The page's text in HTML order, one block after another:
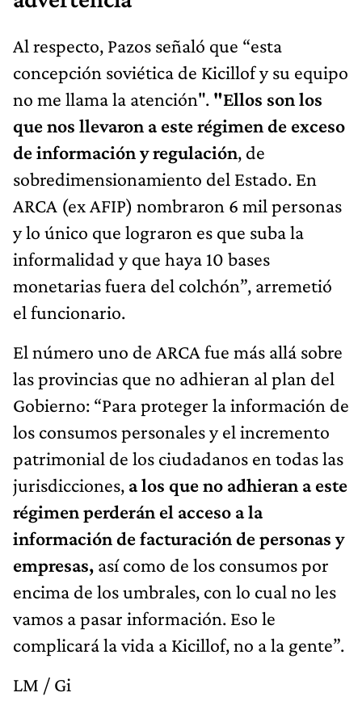
Al respecto, Pazos señaló que “esta
concepción soviética de Kicillof y su equipo
no me llama la atención". "Ellos son los
que nos llevaron a este régimen de exceso
de información y regulación, de
sobredimensionamiento del Estado. En
ARCA (ex AFIP) nombraron 6 mil personas
y lo único que lograron es que suba la
informalidad y que haya 10 bases
monetarias fuera del colchón”, arremetió
el funcionario.
El número uno de ARCA fue más allá sobre
las provincias que no adhieran al plan del
Gobierno: “Para proteger la información de
los consumos personales y el incremento
patrimonial de los ciudadanos en todas las
jurisdicciones, a los que no adhieran a este
régimen perderán el acceso a la
información de facturación de personas y
empresas, así como de los consumos por
encima de los umbrales, con lo cual no les
vamos a pasar información. Eso le
complicará la vida a Kicillof, no a la gente”.
LM / Gi